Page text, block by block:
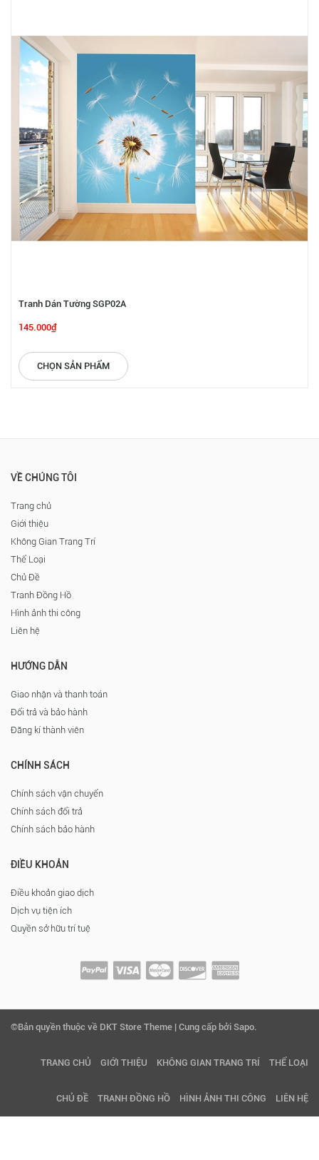
Tranh Dán Tường SGP02A
145.000₫
CHỌN SẢN PHẨM
VỀ CHÚNG TÔI
Trang chủ
Giới thiệu
Không Gian Trang Trí
Thể Loại
Chủ Đề
Tranh Đồng Hồ
Hình ảnh thi công
Liên hệ
HƯỚNG DẪN
Giao nhận và thanh toán
Đổi trả và bảo hành
Đăng kí thành viên
CHÍNH SÁCH
Chính sách vận chuyển
Chính sách đổi trả
Chính sách bảo hành
ĐIỀU KHOẢN
Điều khoản giao dịch
Dịch vụ tiện ích
Quyền sở hữu trí tuệ
©Bản quyền thuộc về DKT Store Theme | Cung cấp bởi Sapo.
TRANG CHỦ GIỚI THIỆU KHÔNG GIAN TRANG TRÍ THỂ LOẠI
CHỦ ĐỀ TRANH ĐỒNG HỒ HÌNH ẢNH THI CÔNG LIÊN HỆ